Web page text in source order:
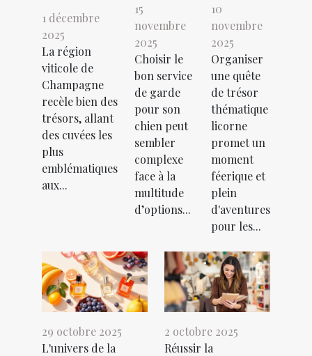
1 décembre
2025
La région
viticole de
Champagne
recèle bien des
trésors, allant
des cuvées les
plus
emblématiques
aux...
15
novembre
2025
Choisir le
bon service
de garde
pour son
chien peut
sembler
complexe
face à la
multitude
d’options...
10
novembre
2025
Organiser
une quête
de trésor
thématique
licorne
promet un
moment
féerique et
plein
d'aventures
pour les...
29 octobre 2025
L'univers de la
2 octobre 2025
Réussir la